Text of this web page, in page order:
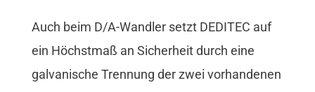
Auch beim D/A-Wandler setzt DEDITEC auf
ein Höchstmaß an Sicherheit durch eine
galvanische Trennung der zwei vorhandenen